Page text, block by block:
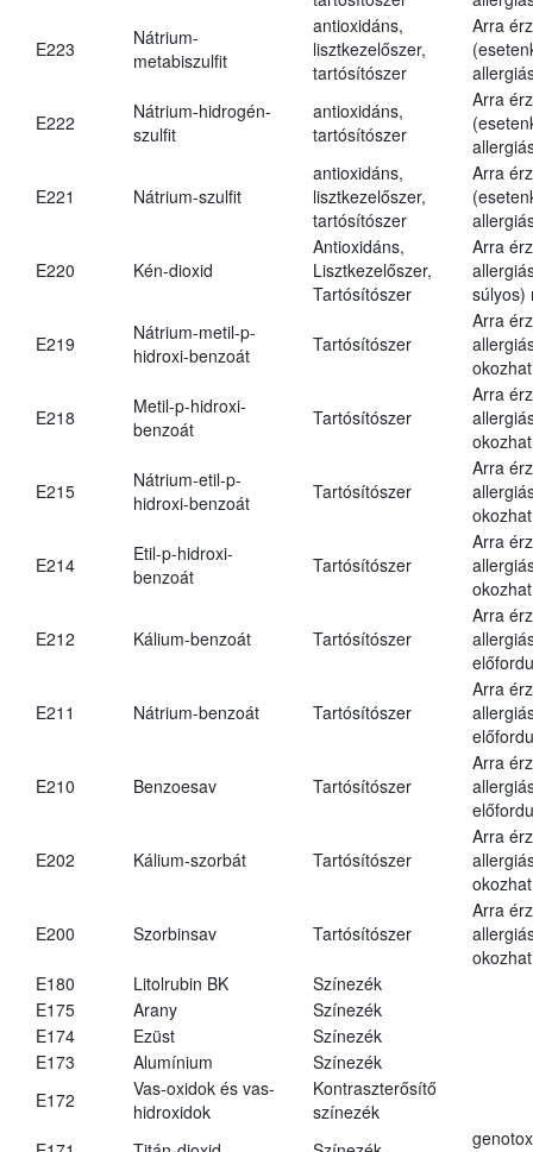
E223
Nátrium-
metabiszulfit
antioxidáns,
lisztkezelőszer,
tartósítószer
Arra
E222
Nátrium-hidrogén-
szulfit
antioxidáns,
tartósítószer
Arra
E221 Nátrium-szulfit
antioxidáns,
lisztkezelőszer,
tartósítószer
Arra
E220 Kén-dioxid
Antioxidáns,
Lisztkezelőszer,
Tartósítószer
Arra
súlyos)
E219
Nátrium-metil-p-
hidroxi-benzoát
Tartósítószer
Arra
E218
Metil-p-hidroxi-
benzoát
Tartósítószer
Arra
E215
Nátrium-etil-p-
hidroxi-benzoát
Tartósítószer
Arra
E214
Etil-p-hidroxi-
benzoát
Tartósítószer
Arra
E212 Kálium-benzoát Tartósítószer
Arra
E211 Nátrium-benzoát Tartósítószer
Arra
E210 Benzoesav Tartósítószer
Arra
E202 Kálium-szorbát Tartósítószer
Arra
E200 Szorbinsav Tartósítószer
Arra
E180
Litolrubin BK
Színezék
E175
Arany
Színezék
E174
Ezüst
Színezék
E173
Alumínium
Színezék
E172
Vas-oxidok és vas-
hidroxidok
Kontraszterősítő
színezék